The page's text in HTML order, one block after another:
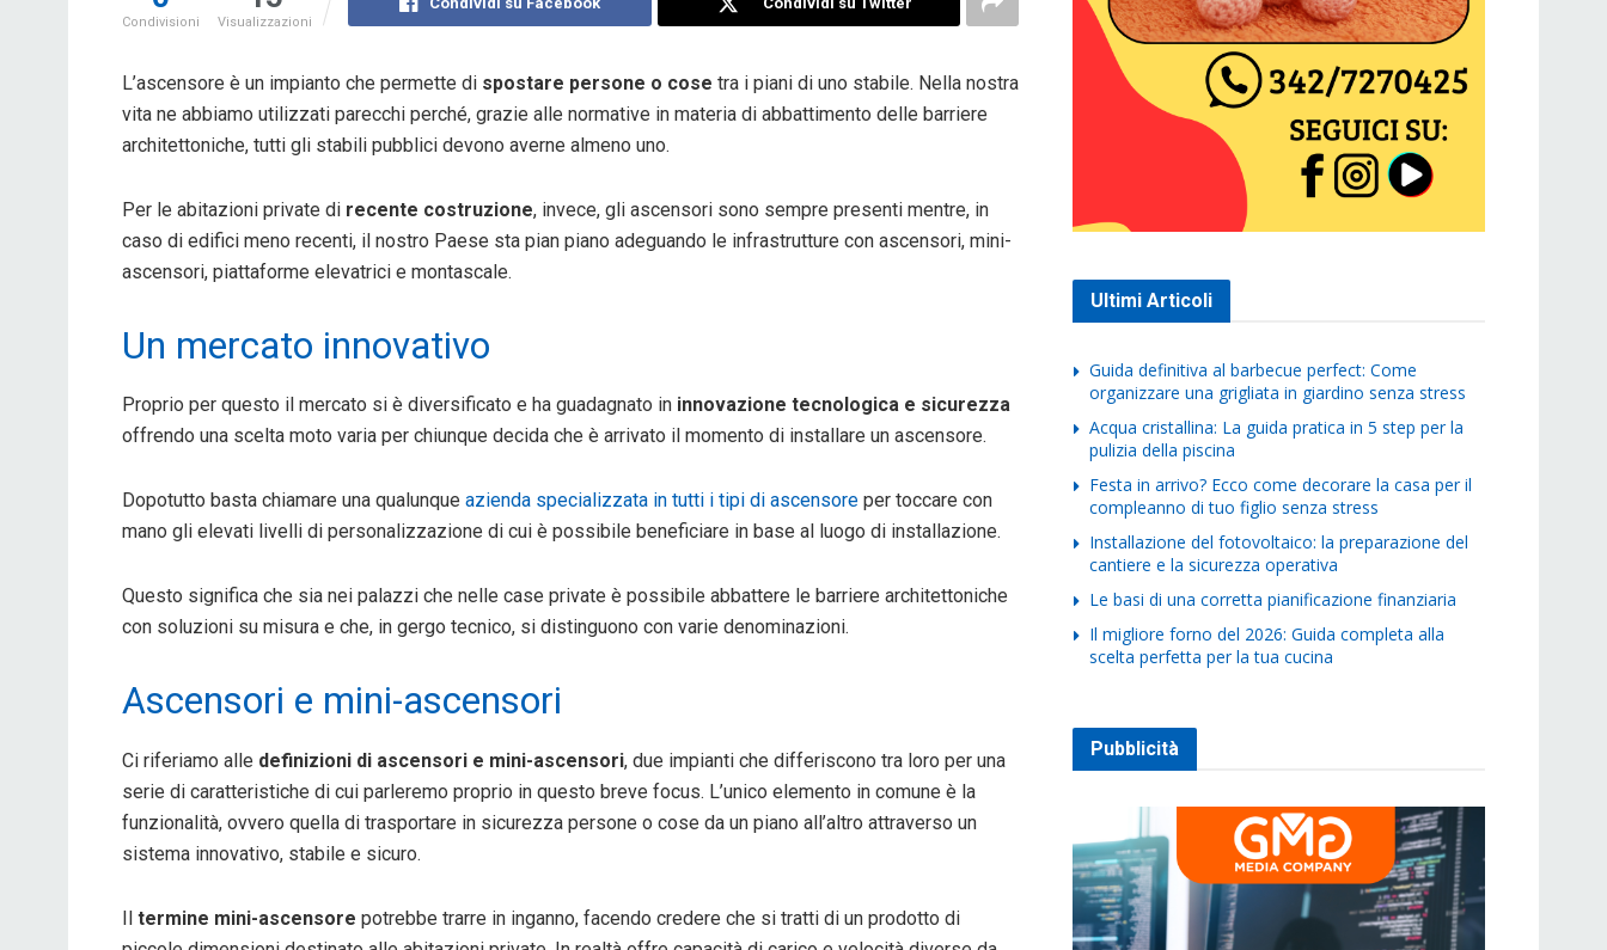
Condivisioni Visualizzazioni
L’ascensore è un impianto che permette di spostare persone o cose tra i piani di uno stabile. Nella nostra
vita ne abbiamo utilizzati parecchi perché, grazie alle normative in materia di abbattimento delle barriere
architettoniche, tutti gli stabili pubblici devono averne almeno uno.
Per le abitazioni private di recente costruzione, invece, gli ascensori sono sempre presenti mentre, in
caso di edifici meno recenti, il nostro Paese sta pian piano adeguando le infrastrutture con ascensori, mini-
ascensori, piattaforme elevatrici e montascale.
Un mercato innovativo
Proprio per questo il mercato si è diversificato e ha guadagnato in innovazione tecnologica e sicurezza
offrendo una scelta moto varia per chiunque decida che è arrivato il momento di installare un ascensore.
Dopotutto basta chiamare una qualunque azienda specializzata in tutti i tipi di ascensore per toccare con
mano gli elevati livelli di personalizzazione di cui è possibile beneficiare in base al luogo di installazione.
Questo significa che sia nei palazzi che nelle case private è possibile abbattere le barriere architettoniche
con soluzioni su misura e che, in gergo tecnico, si distinguono con varie denominazioni.
Ascensori e mini-ascensori
Ci riferiamo alle definizioni di ascensori e mini-ascensori, due impianti che differiscono tra loro per una
serie di caratteristiche di cui parleremo proprio in questo breve focus. L’unico elemento in comune è la
funzionalità, ovvero quella di trasportare in sicurezza persone o cose da un piano all’altro attraverso un
sistema innovativo, stabile e sicuro.
Il termine mini-ascensore potrebbe trarre in inganno, facendo credere che si tratti di un prodotto di
Ultimi Articoli
Guida definitiva al barbecue perfect: Come
organizzare una grigliata in giardino senza stress
Acqua cristallina: La guida pratica in 5 step per la
pulizia della piscina
Festa in arrivo? Ecco come decorare la casa per il
compleanno di tuo figlio senza stress
Installazione del fotovoltaico: la preparazione del
cantiere e la sicurezza operativa
Le basi di una corretta pianificazione finanziaria
Il migliore forno del 2026: Guida completa alla
scelta perfetta per la tua cucina
Pubblicità